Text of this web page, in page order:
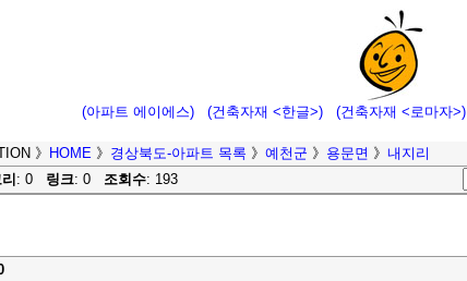
(아파트 에이에스) (건축자재 <한글>) (건축자재 <로마자>)
》 HOME 》 경상북도-아파트 목록 》 예천군 》 용문면 》 내지리
: 0 링크: 0 조회수: 193